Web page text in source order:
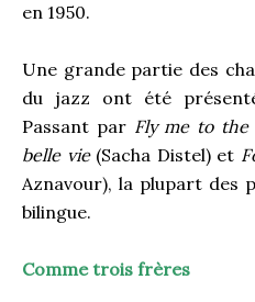
en 1950.
Une grande partie des
du jazz ont été
Passant par Fly me to the
belle vie(Sacha Distel) et
Aznavour), la plupart des
bilingue.
Comme trois frères